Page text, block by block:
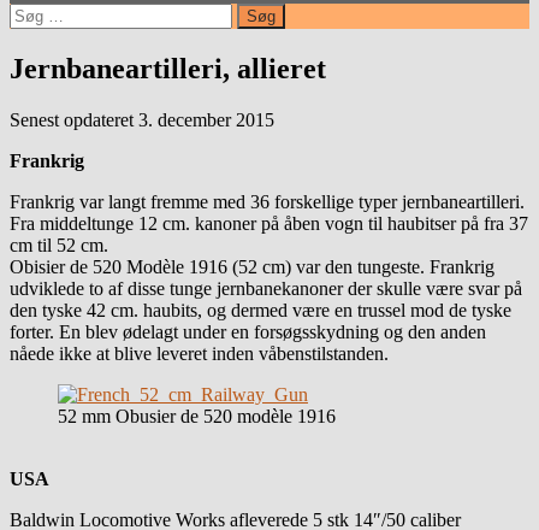
Søg
efter:
Jernbaneartilleri, allieret
Senest opdateret 3. december 2015
Frankrig
Frankrig var langt fremme med 36 forskellige typer jernbaneartilleri.
Fra middeltunge 12 cm. kanoner på åben vogn til haubitser på fra 37
cm til 52 cm.
Obisier de 520 Modèle 1916 (52 cm) var den tungeste. Frankrig
udviklede to af disse tunge jernbanekanoner der skulle være svar på
den tyske 42 cm. haubits, og dermed være en trussel mod de tyske
forter. En blev ødelagt under en forsøgsskydning og den anden
nåede ikke at blive leveret inden våbenstilstanden.
52 mm Obusier de 520 modèle 1916
USA
Baldwin Locomotive Works afleverede 5 stk 14″/50 caliber